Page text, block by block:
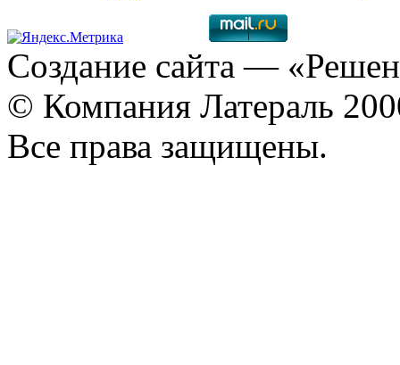
Создание сайта —
© Компания Латераль
Все права защищены.